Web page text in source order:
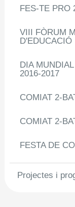
FES-TE PRO
VIII FÒRUM
D'EDUCACIÓ
DIA
2016-2017
COMIAT 2-
COMIAT 2-
FESTA DE
Projectes i